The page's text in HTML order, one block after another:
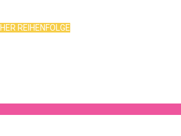
REIHENFOLGE